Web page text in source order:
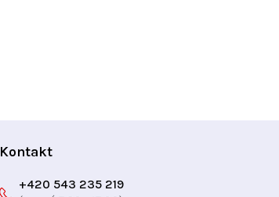
Kontakt
+420 543 235 219